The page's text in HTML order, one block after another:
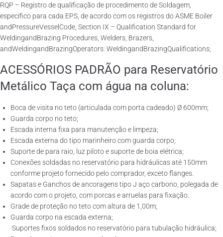
RQP – Registro de qualificação de procedimento de Soldagem,
específico para cada EPS, de acordo com os registros do ASME Boiler
andPressureVesselCode, Section IX – Qualification Standard for
WeldingandBrazing Procedures, Welders, Brazers,
andWeldingandBrazingOperators: WeldingandBrazingQualifications;
ACESSÓRIOS PADRÃO para Reservatório
Metálico Taça com água na coluna:
Boca de visita no teto (articulada com porta cadeado) Ø 600mm;
Guarda corpo no teto;
Escada interna fixa para manutenção e limpeza;
Escada externa do tipo marinheiro com guarda corpo;
Suporte de para raio, luz piloto e suporte de boia elétrica;
Conexões soldadas no reservatório para hidráulicas até 150mm
conforme projeto fornecido pelo comprador, exceto flanges.
Sapatas e Ganchos de ancoragens tipo J aço carbono, polegada de
acordo com o projeto, com porcas e arruelas para fixação.
Grade de proteção no teto com altura de 1,00m;
Guarda corpo na escada externa;
·Suportes fixos soldados no reservatório para tubulação hidráulica;